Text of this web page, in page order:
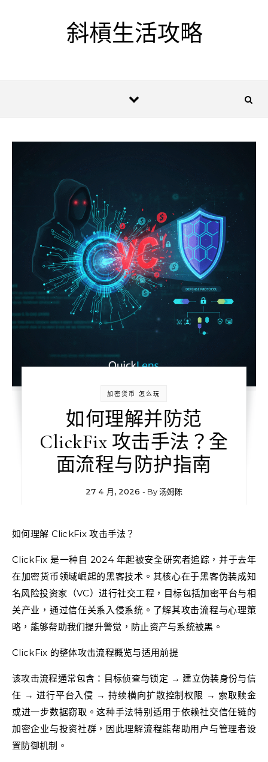
斜槓生活攻略
加密货币 怎么玩
如何理解并防范
ClickFix 攻击手法？全
面流程与防护指南
27 4 月, 2026 - By汤姆陈
如何理解 ClickFix 攻击手法？
ClickFix 是一种自 2024 年起被安全研究者追踪，并于去年
在加密货币领域崛起的黑客技术。其核心在于黑客伪装成知
名风险投资家（VC）进行社交工程，目标包括加密平台与相
关产业，通过信任关系入侵系统。了解其攻击流程与心理策
略，能够帮助我们提升警觉，防止资产与系统被黑。
ClickFix 的整体攻击流程概览与适用前提
该攻击流程通常包含：目标侦查与锁定 → 建立伪装身份与信
任 → 进行平台入侵 → 持续横向扩散控制权限 → 索取赎金
或进一步数据窃取。这种手法特别适用于依赖社交信任链的
加密企业与投资社群，因此理解流程能帮助用户与管理者设
置防御机制。